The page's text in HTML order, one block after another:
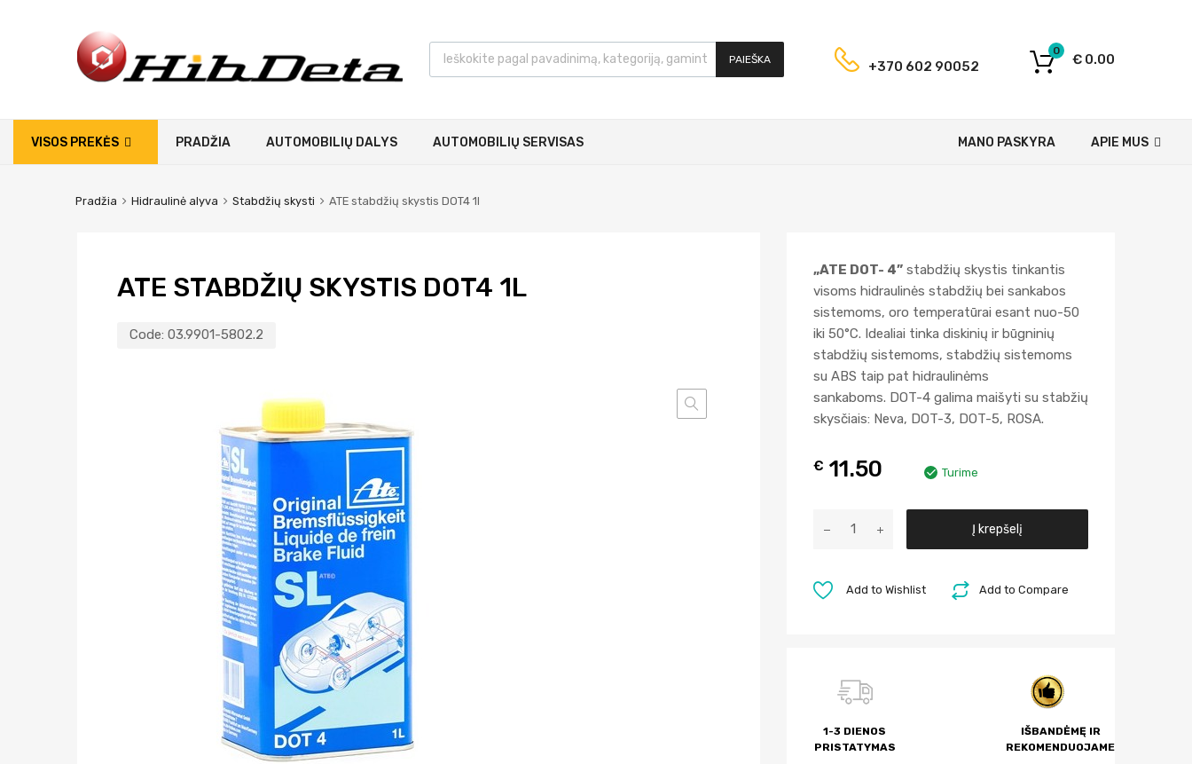
PAIEŠKA +370 602 90052 € 0.00
0
VISOS PREKĖS PRADŽIA AUTOMOBILIŲ DALYS AUTOMOBILIŲ SERVISAS APIE MUS
MANO PASKYRA
Pradžia Hidraulinė alyva Stabdžių skysti ATE stabdžių skystis DOT4 1l
ATE STABDŽIŲ SKYSTIS DOT4 1L
Code: 03.9901-5802.2
„ATE DOT- 4” stabdžių skystis tinkantis
visoms hidraulinės stabdžių bei sankabos
sistemoms, oro temperatūrai esant nuo-50
iki 50°C. Idealiai tinka diskinių ir būgninių
stabdžių sistemoms, stabdžių sistemoms
su ABS taip pat hidraulinėms
sankaboms. DOT-4 galima maišyti su stabžių
skysčiais: Neva, DОT-3, DOT-5, ROSA.
€ 11.50 Turime
Į krepšelį
e
:
Add to Compare
Add to Wishlist
1-3 DIENOS
PRISTATYMAS
IŠBANDĖMĘ IR
REKOMENDUOJAME